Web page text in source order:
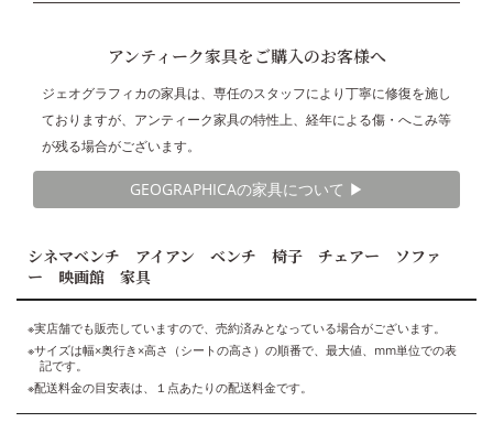
アンティーク家具をご購入のお客様へ
ジェオグラフィカの家具は、専任のスタッフにより丁寧に修復を施し
ておりますが、アンティーク家具の特性上、経年による傷・へこみ等
が残る場合がございます。
GEOGRAPHICAの家具について ▶︎
シネマベンチ アイアン ベンチ 椅子 チェアー ソファ
ー 映画館 家具
※実店舗でも販売していますので、売約済みとなっている場合がございます。
※サイズは幅×奥行き×高さ（シートの高さ）の順番で、最大値、mm単位での表
記です。
※配送料金の目安表は、１点あたりの配送料金です。